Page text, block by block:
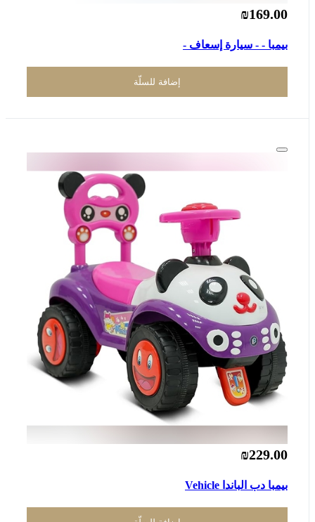
₪169.00
بيمبا - - سيارة إسعاف -
إضافة للسلّة
₪229.00
بيمبا دب الباندا Vehicle